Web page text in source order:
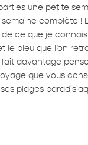
une petite
semaine complète !
ce que je
le bleu que l’on
davantage
que vous
plages